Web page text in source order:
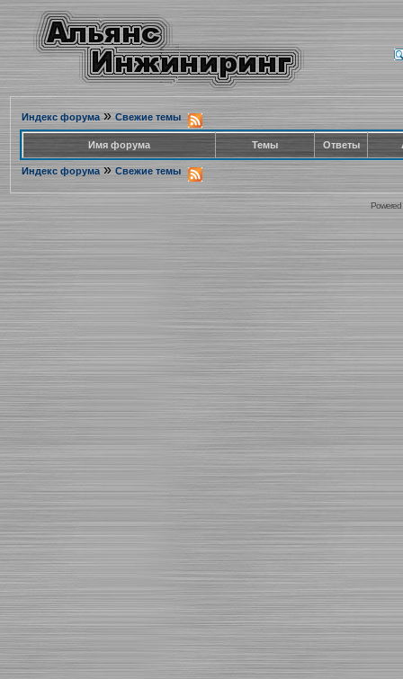
Индекс форума» Свежие темы
Имя форума Темы Ответы
Индекс форума » Свежие темы